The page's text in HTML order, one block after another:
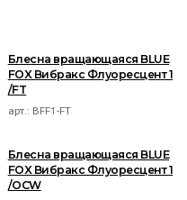
Блесна вращающаяся BLUE
FOX Вибракс Флуоресцент 1
/FT
арт.: BFF1-FT
Блесна вращающаяся BLUE
FOX Вибракс Флуоресцент 1
/OCW